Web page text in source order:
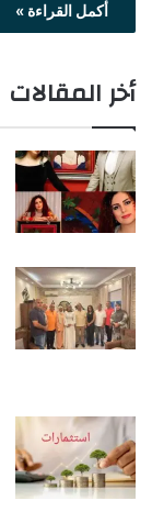
أكمل القراءة »
أخر المقالات